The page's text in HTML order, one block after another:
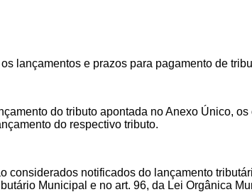
lançamentos e prazos para pagamento de
do tributo apontada no Anexo Único,
do respectivo tributo.
considerados notificados do lançamento
Municipal e no art. 96, da Lei Orgânica